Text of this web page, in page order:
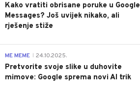
Kako vratiti obrisane poruke u Google
Messages? Još uvijek nikako, ali
rješenje stiže
ME MEME 24.10.2025.
Pretvorite svoje slike u duhovite
mimove: Google sprema novi AI trik